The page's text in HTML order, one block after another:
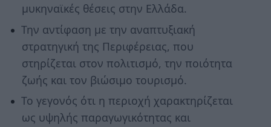
μυκηναϊκές θέσεις στην Ελλάδα.
Την αντίφαση με την αναπτυξιακή
στρατηγική της Περιφέρειας, που
στηρίζεται στον πολιτισμό, την ποιότητα
ζωής και τον βιώσιμο τουρισμό.
Το γεγονός ότι η περιοχή χαρακτηρίζεται
ως υψηλής παραγωγικότητας και